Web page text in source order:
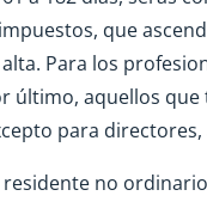
que
Para los
último, aquellos
para
no